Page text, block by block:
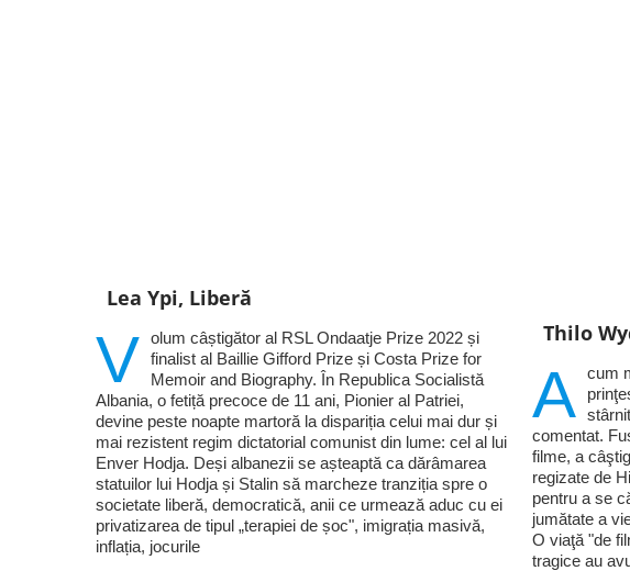
Lea Ypi, Liberă
V olum câștigător al RSL Ondaatje Prize 2022 și
finalist al Baillie Gifford Prize și Costa Prize for
Memoir and Biography. În Republica Socialistă
Albania, o fetiță precoce de 11 ani, Pionier al Patriei,
devine peste noapte martoră la dispariția celui mai dur și
mai rezistent regim dictatorial comunist din lume: cel al lui
Enver Hodja. Deși albanezii se așteaptă ca dărâmarea
statuilor lui Hodja și Stalin să marcheze tranziția spre o
societate liberă, democratică, anii ce urmează aduc cu ei
privatizarea de tipul „terapiei de șoc", imigrația masivă,
inflația, jocurile
Thilo
A
cum
comentat.
filme, a
regizate de
pentru a se
jumătate a
O viaţă "de
tragice au